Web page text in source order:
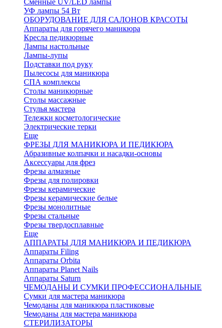
Сменные UV/LED лампы
УФ лампы 54 Вт
ОБОРУДОВАНИЕ ДЛЯ САЛОНОВ КРАСОТЫ
Аппараты для горячего маникюра
Кресла педикюрные
Лампы настольные
Лампы-лупы
Подставки под руку
Пылесосы для маникюра
СПА комплексы
Столы маникюрные
Столы массажные
Стулья мастера
Тележки косметологические
Электрические терки
Еще
ФРЕЗЫ ДЛЯ МАНИКЮРА И ПЕДИКЮРА
Абразивные колпачки и насадки-основы
Аксессуары для фрез
Фрезы алмазные
Фрезы для полировки
Фрезы керамические
Фрезы керамические белые
Фрезы монолитные
Фрезы стальные
Фрезы твердосплавные
Еще
АППАРАТЫ ДЛЯ МАНИКЮРА И ПЕДИКЮРА
Аппараты Filing
Аппараты Orbita
Аппараты Planet Nails
Аппараты Saturn
ЧЕМОДАНЫ И СУМКИ ПРОФЕССИОНАЛЬНЫЕ
Сумки для мастера маникюра
Чемоданы для маникюра пластиковые
Чемоданы для мастера маникюра
СТЕРИЛИЗАТОРЫ